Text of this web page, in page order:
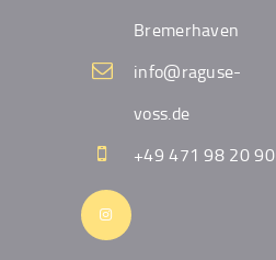
Bremerhaven
info@raguse-
voss.de
+49 471 98 20 90